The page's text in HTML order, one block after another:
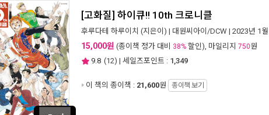
[고화질] 하이큐!! 10th 크로니클
후루다테 하루이치 (지은이) | 대원씨아이/DCW | 2023년 1월
15,000원 (종이책 정가 대비 38% 할인), 마일리지 750원
9.8 (12) | 세일즈포인트 : 1,349
이 책의 종이책 : 21,600원 종이책 보기